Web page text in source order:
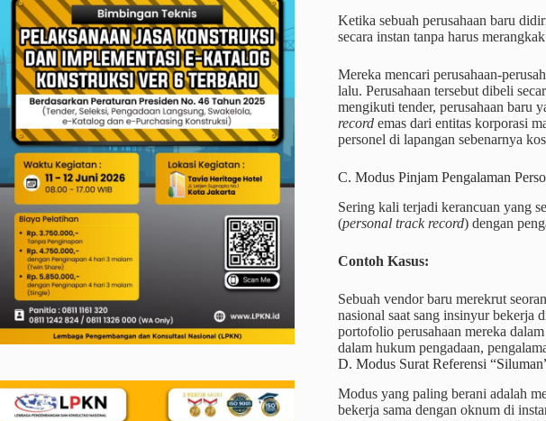
Ketika sebuah perusahaan baru
secara instan tanpa harus
Mereka mencari perusahaan-
lalu. Perusahaan tersebut dibeli
mengikuti tender, perusahaan baru
recordemas dari entitas korporasi
personel di lapangan sebenarnya
C. Modus Pinjam Pengalaman
Sering kali terjadi kerancuan yang
(personal track record) dengan
Contoh Kasus:
Sebuah vendor baru merekrut
nasional saat sang insinyur bekerja
portofolio perusahaan mereka
dalam hukum pengadaan,
D. Modus Surat Referensi
Modus yang paling berani adalah
bekerja sama dengan oknum di